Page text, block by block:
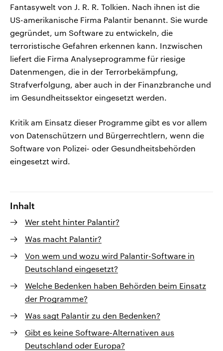
Fantasywelt von J. R. R. Tolkien. Nach ihnen ist die
US-amerikanische Firma Palantir benannt. Sie wurde
gegründet, um Software zu entwickeln, die
terroristische Gefahren erkennen kann. Inzwischen
liefert die Firma Analyseprogramme für riesige
Datenmengen, die in der Terrorbekämpfung,
Strafverfolgung, aber auch in der Finanzbranche und
im Gesundheitssektor eingesetzt werden.
Kritik am Einsatz dieser Programme gibt es vor allem
von Datenschützern und Bürgerrechtlern, wenn die
Software von Polizei- oder Gesundheitsbehörden
eingesetzt wird.
Inhalt
Wer steht hinter Palantir?
Was macht Palantir?
Von wem und wozu wird Palantir-Software in
Deutschland eingesetzt?
Welche Bedenken haben Behörden beim Einsatz
der Programme?
Was sagt Palantir zu den Bedenken?
Gibt es keine Software-Alternativen aus
Deutschland oder Europa?